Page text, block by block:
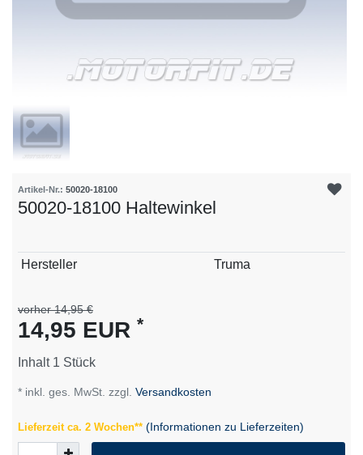
Artikel-Nr.: 50020-18100
50020-18100 Haltewinkel
Technisches
Wert
Hersteller Truma
vorher 14,95 €
14,95 EUR *
Inhalt 1 Stück
* inkl. ges. MwSt. zzgl. Versandkosten
Lieferzeit ca. 2 Wochen** (Informationen zu Lieferzeiten)